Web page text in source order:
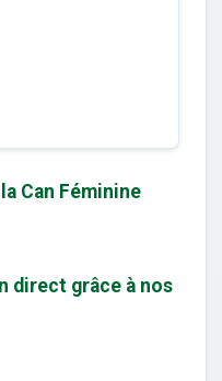
Can Féminine
direct grâce à nos